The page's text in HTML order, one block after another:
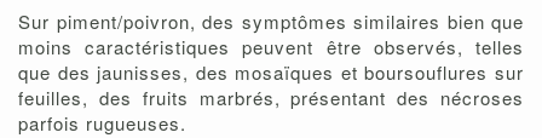
Sur piment/poivron, des symptômes similaires bien que
moins caractéristiques peuvent être observés, telles
que des jaunisses, des mosaïques et boursouflures sur
feuilles, des fruits marbrés, présentant des nécroses
parfois rugueuses.